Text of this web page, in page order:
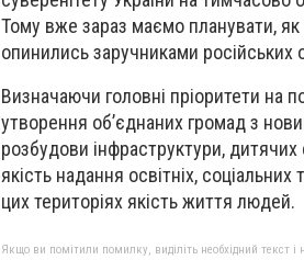
Тому вже зараз маємо планувати, як
опинились заручниками російських
Визначаючи головні пріоритети на
утворення об’єднаних громад з
розбудови інфраструктури, дитячих
якість надання освітніх,
цих територіях якість життя людей.
Якщо ви помітили помилку, виділіть необхідний текст